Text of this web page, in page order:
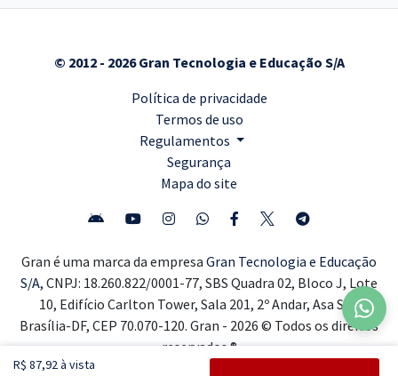
R$ 87,92 à vista
© 2012 - 2026 Gran Tecnologia e Educação S/A
Política de privacidade
Termos de uso
Regulamentos
Segurança
Mapa do site
Gran é uma marca da empresa Gran Tecnologia e Educação
S/A, CNPJ: 18.260.822/0001-77, SBS Quadra 02, Bloco J, Lote
10, Edifício Carlton Tower, Sala 201, 2º Andar, Asa Sul,
Brasília-DF, CEP 70.070-120. Gran - 2026 © Todos os direitos
reservados ®